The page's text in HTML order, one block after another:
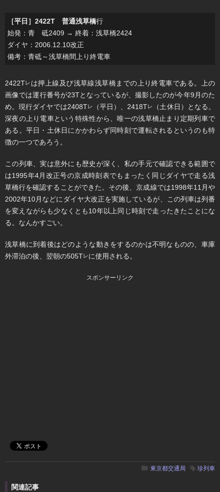
［平日］2422T 普通浅草橋行
始発：青 砥2409 → 終着：浅草橋2424
ダイヤ：2006.12.10改正
備考：青砥～浅草橋間上り終電車
2422Tレ は押上線及び浅草線浅草橋までの上り終電車である。上の
画像では運行番号が23Tとなっているが、撮影したのが今年9月のた
め。現行ダイヤでは2408Tレ （平日）、2418Tレ
（土休日）となる。
深夜の上り電車という特殊性から、唯一の浅草橋止まり定期列車で
ある。平日・土休日にかかわらず同時刻で運転されるというのも特
徴の一つであろう。
この列車、実は意外にも歴史が深く、私の手元で確認できる範囲で
は1995年4月改正号の京成時刻表でもまったく同じダイヤで走る浅
草橋行を確認することができた。その後、京成線では1998年11月や
2002年10月などにダイヤ大改正を実施しているが、この列車は列番
を変えながらも少なくとも10年以上同じ時刻で走ったきたことにな
る。なんかすごい。
浅草橋に到着後はどのような動きをするのかは不明なものの、車庫
外滞泊の後、翌朝の505Tレに使用される。
スポンサーリンク
東京都交通局 珍列車
関連記事